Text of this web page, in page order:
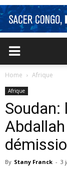
Home Afrique
Afrique
By Stany Franck - 3